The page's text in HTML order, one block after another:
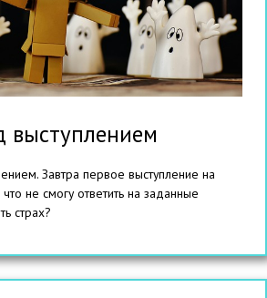
выступлением
Завтра первое выступление на
не смогу ответить на заданные
страх?